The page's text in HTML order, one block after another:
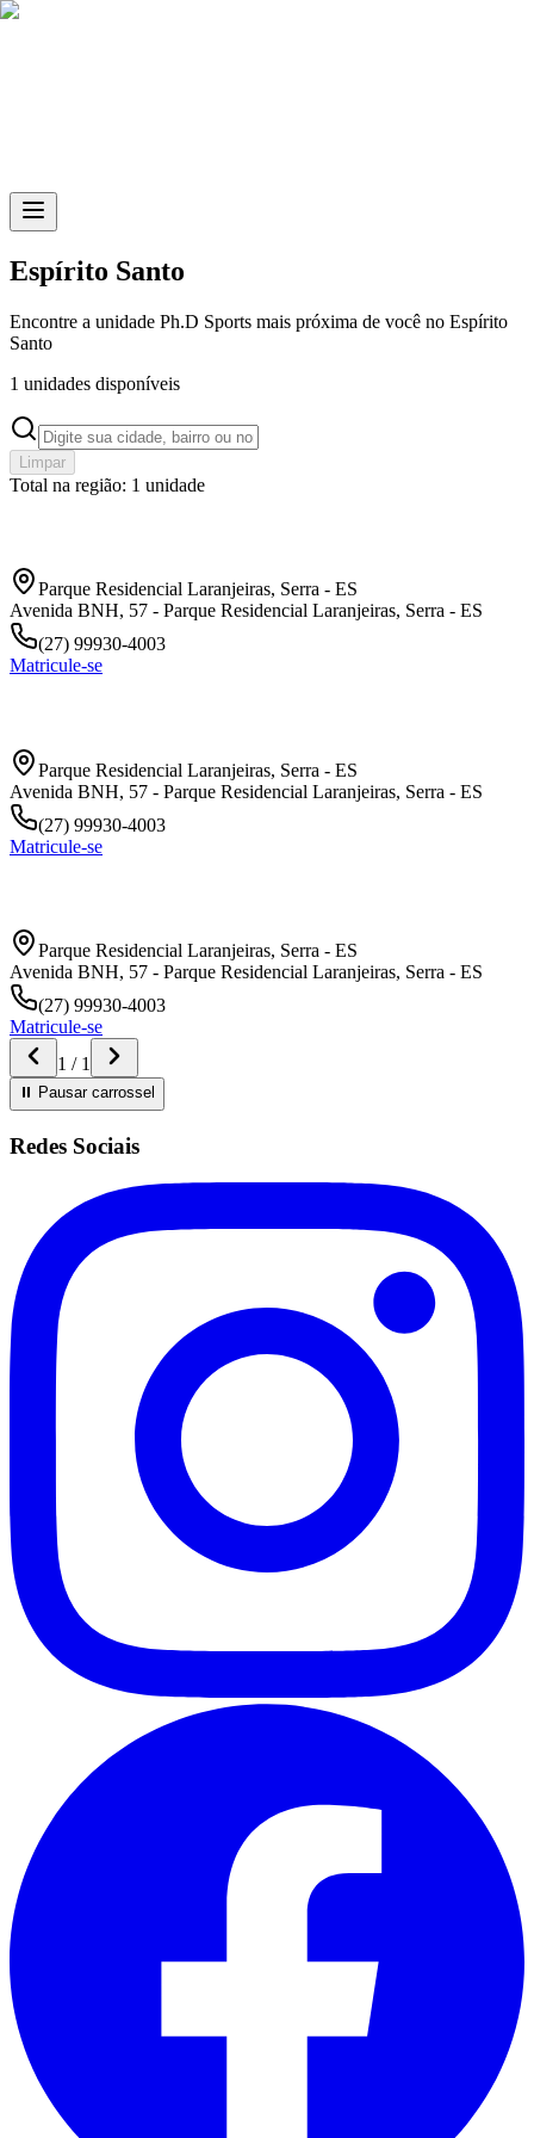
Espírito Santo
Encontre a unidade Ph.D Sports mais próxima de você no Espírito
Santo
1 unidades disponíveis
Limpar
Total na região: 1 unidade
Parque Residencial Laranjeiras, Serra - ES
Avenida BNH, 57 - Parque Residencial Laranjeiras, Serra - ES
(27) 99930-4003
Matricule-se
Parque Residencial Laranjeiras, Serra - ES
Avenida BNH, 57 - Parque Residencial Laranjeiras, Serra - ES
(27) 99930-4003
Matricule-se
Parque Residencial Laranjeiras, Serra - ES
Avenida BNH, 57 - Parque Residencial Laranjeiras, Serra - ES
(27) 99930-4003
Matricule-se
1 / 1
⏸ Pausarcarrossel
Redes Sociais